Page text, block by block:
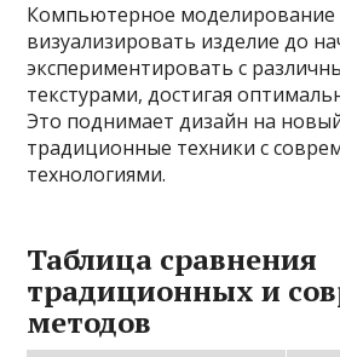
Компьютерное моделирование
визуализировать изделие до
экспериментировать с
текстурами, достигая
Это поднимает дизайн на
традиционные техники с
технологиями.
Таблица сравнения
традиционных и
методов